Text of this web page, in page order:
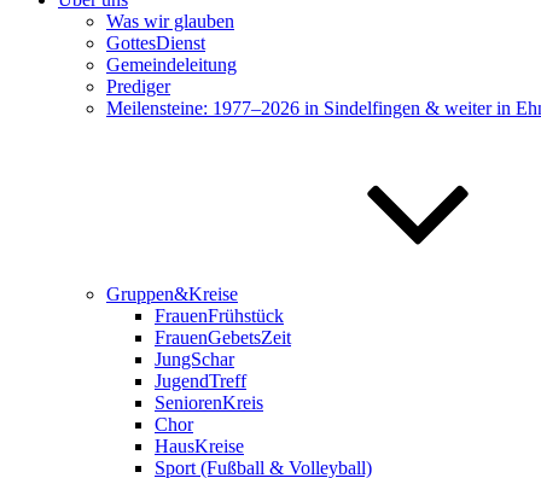
Was wir glauben
GottesDienst
Gemeindeleitung
Prediger
Meilensteine: 1977–2026 in Sindelfingen & weiter in
Gruppen&Kreise
FrauenFrühstück
FrauenGebetsZeit
JungSchar
JugendTreff
SeniorenKreis
Chor
HausKreise
Sport (Fußball & Volleyball)